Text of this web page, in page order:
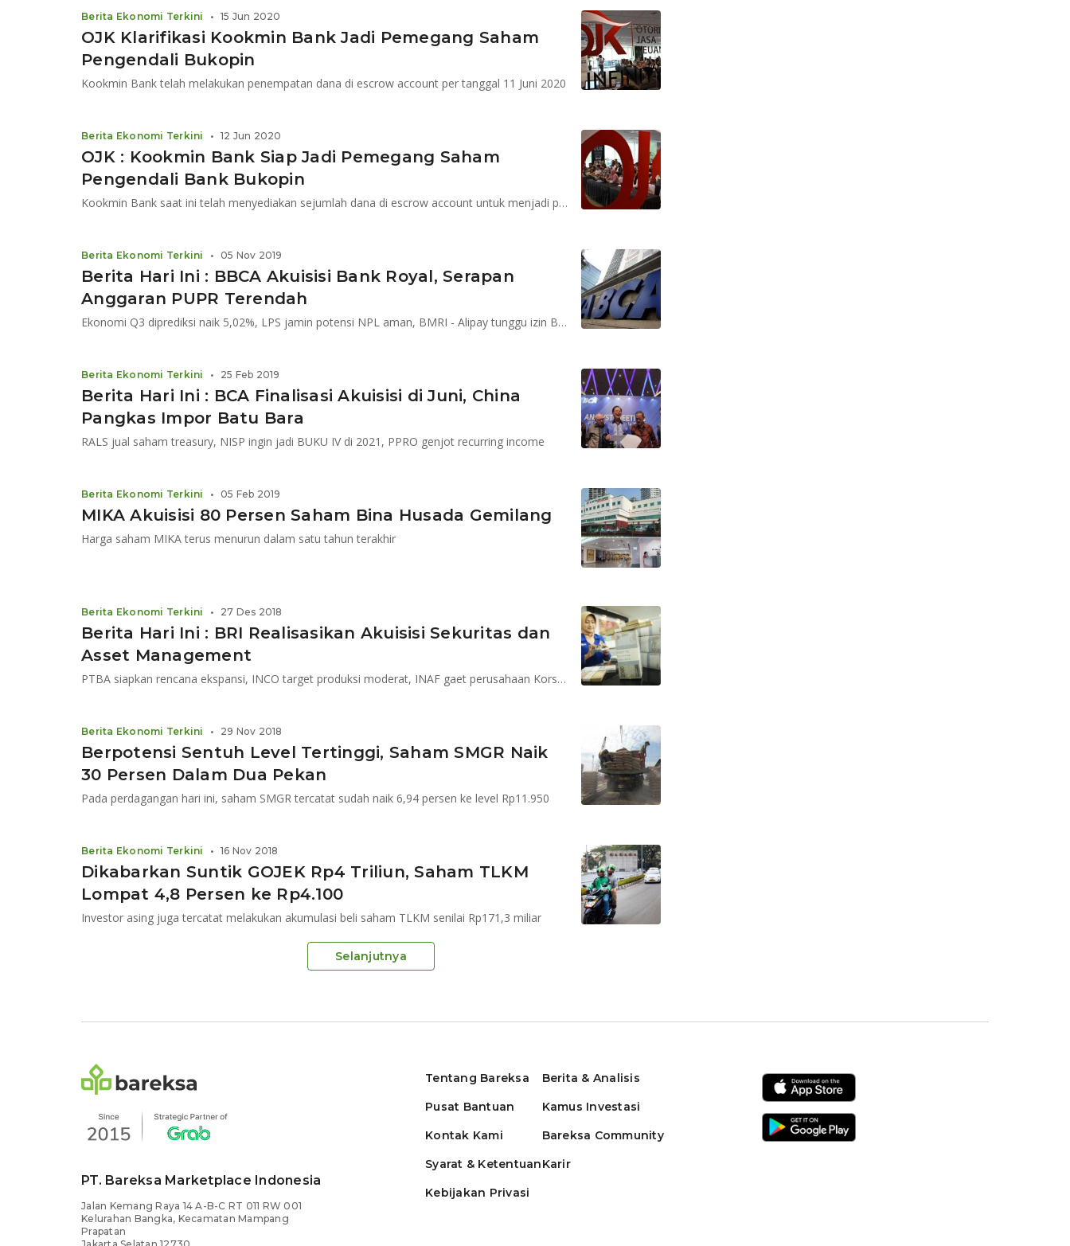
OJK Klarifikasi Kookmin Bank Jadi Pemegang Saham
Pengendali Bukopin
Kookmin Bank telah melakukan penempatan dana di escrow account per tanggal 11 Juni 2020
Berita Ekonomi Terkini • 15 Jun 2020
OJK : Kookmin Bank Siap Jadi Pemegang Saham
Pengendali Bank Bukopin
Kookmin Bank saat ini telah menyediakan sejumlah dana di escrow account untuk menjadi pemegang saham pengendali
Berita Ekonomi Terkini • 12 Jun 2020
Berita Hari Ini : BBCA Akuisisi Bank Royal, Serapan
Anggaran PUPR Terendah
Ekonomi Q3 diprediksi naik 5,02%, LPS jamin potensi NPL aman, BMRI - Alipay tunggu izin BI, Satgas proses kasus MYRX
Berita Ekonomi Terkini • 05 Nov 2019
Berita Hari Ini : BCA Finalisasi Akuisisi di Juni, China
Pangkas Impor Batu Bara
RALS jual saham treasury, NISP ingin jadi BUKU IV di 2021, PPRO genjot recurring income
Berita Ekonomi Terkini • 25 Feb 2019
MIKA Akuisisi 80 Persen Saham Bina Husada Gemilang
Harga saham MIKA terus menurun dalam satu tahun terakhir
Berita Ekonomi Terkini • 05 Feb 2019
Berita Hari Ini : BRI Realisasikan Akuisisi Sekuritas dan
Asset Management
PTBA siapkan rencana ekspansi, INCO target produksi moderat, INAF gaet perusahaan Korsel bangun pabrik
Berita Ekonomi Terkini • 27 Des 2018
Berpotensi Sentuh Level Tertinggi, Saham SMGR Naik
30 Persen Dalam Dua Pekan
Pada perdagangan hari ini, saham SMGR tercatat sudah naik 6,94 persen ke level Rp11.950
Berita Ekonomi Terkini • 29 Nov 2018
Dikabarkan Suntik GOJEK Rp4 Triliun, Saham TLKM
Lompat 4,8 Persen ke Rp4.100
Investor asing juga tercatat melakukan akumulasi beli saham TLKM senilai Rp171,3 miliar
Berita Ekonomi Terkini • 16 Nov 2018
Selanjutnya
PT. Bareksa Marketplace Indonesia
Jalan Kemang Raya 14 A-B-C RT 011 RW 001
Kelurahan Bangka, Kecamatan Mampang
Prapatan
Tentang Bareksa
Pusat Bantuan
Kontak Kami
Syarat & Ketentuan
Kebijakan Privasi
Berita & Analisis
Kamus Investasi
Bareksa Community
Karir